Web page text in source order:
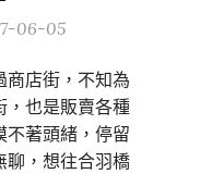
06-05
商店街，不知為
，也是販賣各種
不著頭緒，停留
聊，想往合羽橋